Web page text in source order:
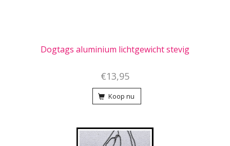
Dogtags aluminium lichtgewicht stevig
€13,95
Koop nu